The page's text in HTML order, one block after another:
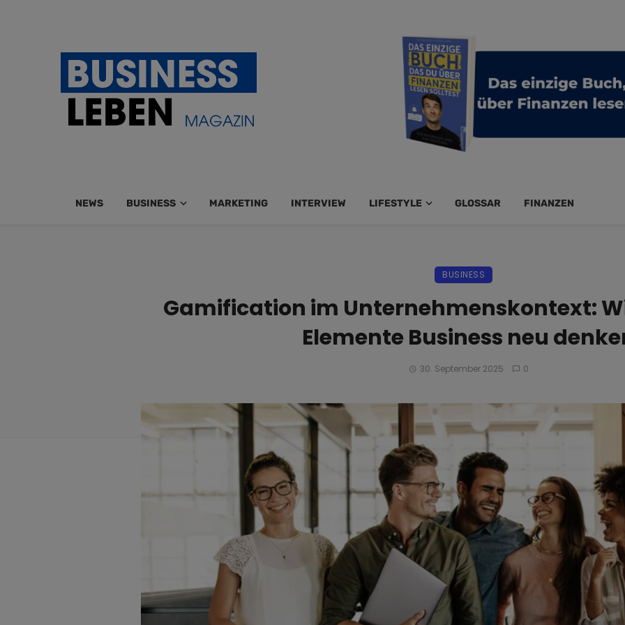
NEWS BUSINESS MARKETING INTERVIEW LIFESTYLE GLOSSAR FINANZEN
BUSINESS
Gamification im Unternehmenskontext:
Elemente Business neu
30. September 2025 0